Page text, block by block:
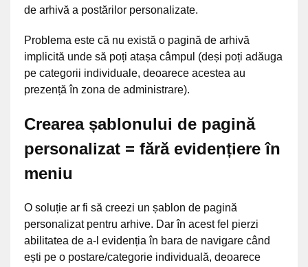
de arhivă a postărilor personalizate.
Problema este că nu există o pagină de arhivă
implicită unde să poți atașa câmpul (deși poți adăuga
pe categorii individuale, deoarece acestea au
prezență în zona de administrare).
Crearea șablonului de pagină
personalizat = fără evidențiere în
meniu
O soluție ar fi să creezi un șablon de pagină
personalizat pentru arhive. Dar în acest fel pierzi
abilitatea de a-l evidenția în bara de navigare când
ești pe o postare/categorie individuală, deoarece